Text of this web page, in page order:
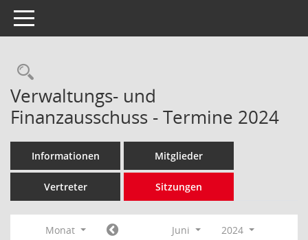
Toggle navigation
Rechercheauswahl
Verwaltungs- und
Finanzausschuss - Termine 2024
Informationen Mitglieder
Vertreter Sitzungen
Monat Juni
2024